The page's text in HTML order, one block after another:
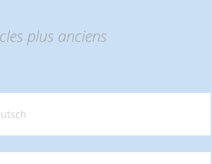
plus anciens